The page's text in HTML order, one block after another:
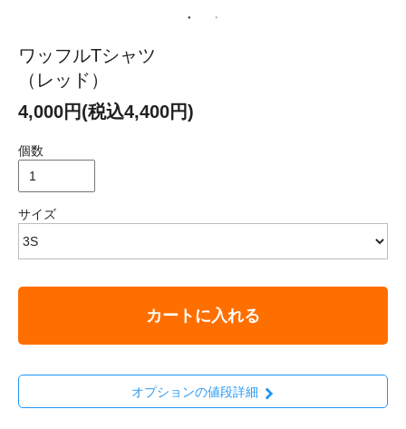
ワッフルTシャツ
（レッド）
4,000円(税込4,400円)
個数
サイズ
カートに入れる
オプションの値段詳細